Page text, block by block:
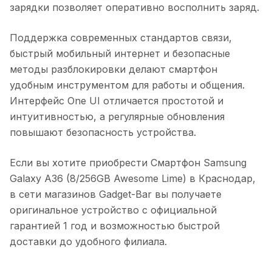
зарядки позволяет оперативно восполнить заряд.
Поддержка современных стандартов связи,
быстрый мобильный интернет и безопасные
методы разблокировки делают смартфон
удобным инструментом для работы и общения.
Интерфейс One UI отличается простотой и
интуитивностью, а регулярные обновления
повышают безопасность устройства.
Если вы хотите приобрести Смартфон Samsung
Galaxy A36 (8/256GB Awesome Lime) в Краснодар,
в сети магазинов Gadget-Bar вы получаете
оригинальное устройство с официальной
гарантией 1 год и возможностью быстрой
доставки до удобного филиала.